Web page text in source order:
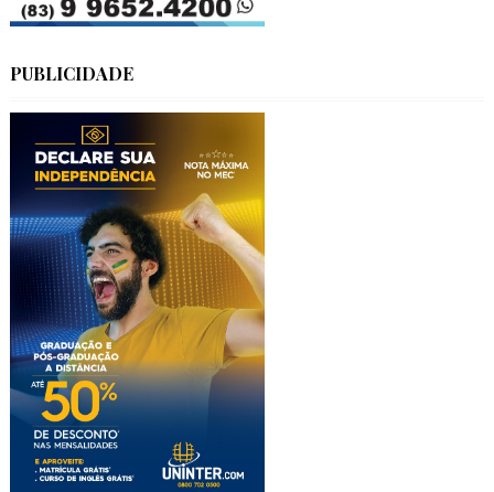
PUBLICIDADE